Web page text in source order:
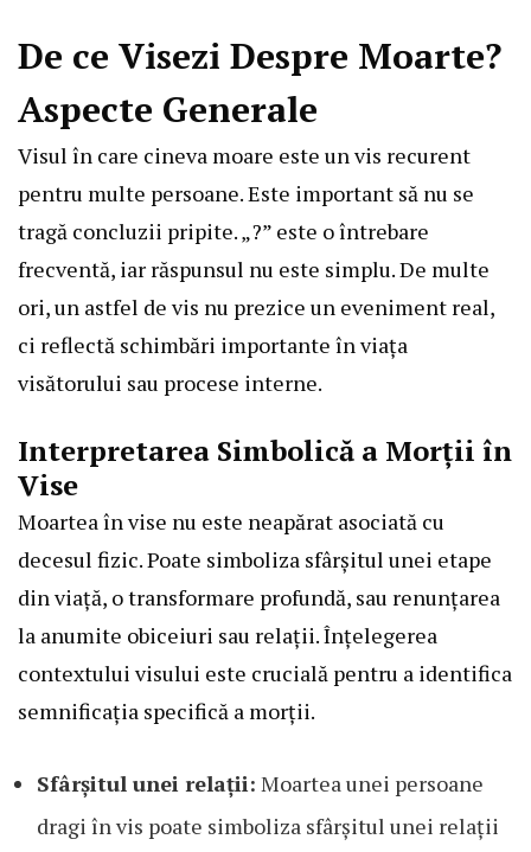
De ce Visezi Despre Moarte?
Aspecte Generale
Visul în care cineva moare este un vis recurent
pentru multe persoane. Este important să nu se
tragă concluzii pripite. „?” este o întrebare
frecventă, iar răspunsul nu este simplu. De multe
ori, un astfel de vis nu prezice un eveniment real,
ci reflectă schimbări importante în viața
visătorului sau procese interne.
Interpretarea Simbolică a Morții în
Vise
Moartea în vise nu este neapărat asociată cu
decesul fizic. Poate simboliza sfârșitul unei etape
din viață, o transformare profundă, sau renunțarea
la anumite obiceiuri sau relații. Înțelegerea
contextului visului este crucială pentru a identifica
semnificația specifică a morții.
Sfârșitul unei relații: Moartea unei persoane
dragi în vis poate simboliza sfârșitul unei relații